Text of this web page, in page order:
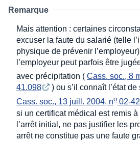
Remarque
Mais attention : certaines
excuser la faute du salarié (telle
physique de prévenir
l’employeur peut parfois être
avec précipitation ( Cass. soc., 8
41.098
) ou s’il connaît l’état
Cass. soc., 13 juill. 2004, no 02-
si un certificat médical est remis à
l’arrêt initial, ne pas justifier les
arrêt ne constitue pas une faute